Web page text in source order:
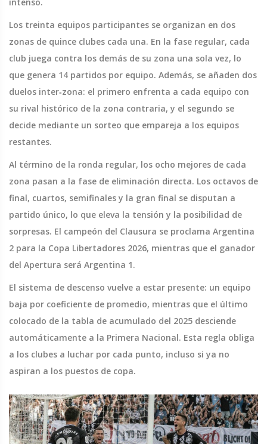
Los treinta equipos participantes se organizan en dos
zonas de quince clubes cada una. En la fase regular, cada
club juega contra los demás de su zona una sola vez, lo
que genera 14 partidos por equipo. Además, se añaden dos
duelos inter‑zona: el primero enfrenta a cada equipo con
su rival histórico de la zona contraria, y el segundo se
decide mediante un sorteo que empareja a los equipos
restantes.
Al término de la ronda regular, los ocho mejores de cada
zona pasan a la fase de eliminación directa. Los octavos de
final, cuartos, semifinales y la gran final se disputan a
partido único, lo que eleva la tensión y la posibilidad de
sorpresas. El campeón del Clausura se proclama Argentina
2 para la Copa Libertadores 2026, mientras que el ganador
del Apertura será Argentina 1.
El sistema de descenso vuelve a estar presente: un equipo
baja por coeficiente de promedio, mientras que el último
colocado de la tabla de acumulado del 2025 desciende
automáticamente a la Primera Nacional. Esta regla obliga
a los clubes a luchar por cada punto, incluso si ya no
aspiran a los puestos de copa.